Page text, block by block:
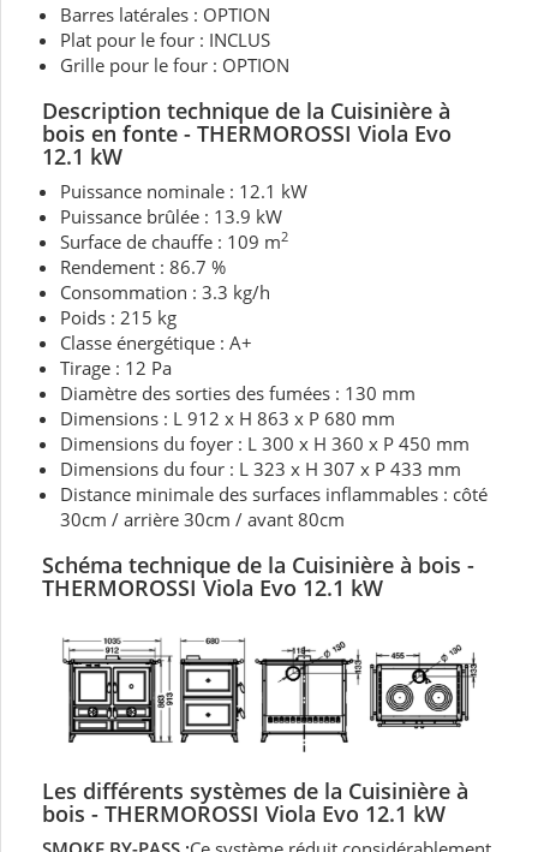
Barres latérales : OPTION
Plat pour le four : INCLUS
Grille pour le four : OPTION
Description technique de la Cuisinière à
bois en fonte - THERMOROSSI Viola Evo
12.1 kW
Puissance nominale : 12.1 kW
Puissance brûlée : 13.9 kW
Surface de chauffe : 109 m2
Rendement : 86.7 %
Consommation : 3.3 kg/h
Poids : 215 kg
Classe énergétique : A+
Tirage : 12 Pa
Diamètre des sorties des fumées : 130 mm
Dimensions : L 912 x H 863 x P 680 mm
Dimensions du foyer : L 300 x H 360 x P 450 mm
Dimensions du four : L 323 x H 307 x P 433 mm
Distance minimale des surfaces inflammables : côté
30cm / arrière 30cm / avant 80cm
Schéma technique de la Cuisinière à bois -
THERMOROSSIViola Evo 12.1 kW
Les différents systèmes de la Cuisinière à
bois - THERMOROSSI Viola Evo 12.1 kW